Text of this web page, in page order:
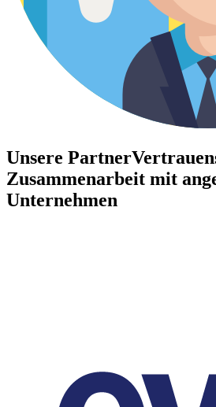
Unsere Partner
Zusammenarbeit mit
Unternehmen